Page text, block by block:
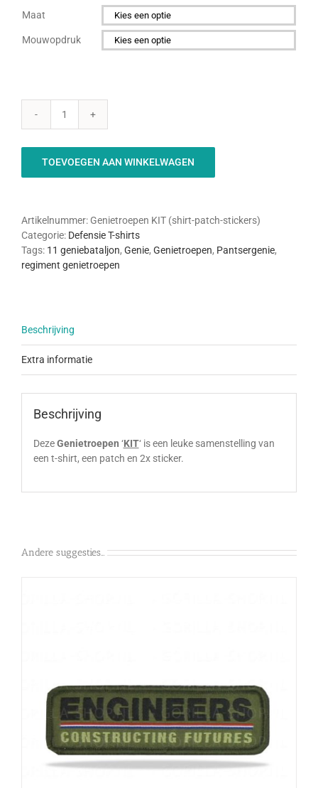
Maat

Mouwopdruk
Genietroepen
KIT
aantal
TOEVOEGEN AAN WINKELWAGEN
Artikelnummer: Genietroepen KIT (shirt-patch-stickers)
Categorie: Defensie T-shirts
Tags: 11 geniebataljon, Genie, Genietroepen, Pantsergenie,
regiment genietroepen
Beschrijving
Extra informatie
Beschrijving
DezeGenietroepen ‘KIT‘ is een leuke samenstelling van
een t-shirt, een patch en 2x sticker.
Andere suggesties…